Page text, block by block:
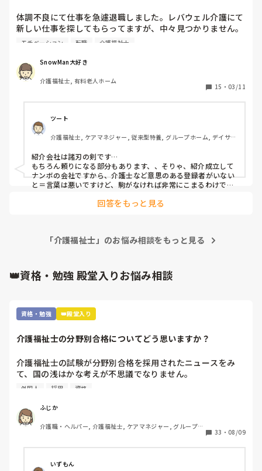
体調不良にて仕事を急遽退職しました。レバウェル介護にて
新しい仕事を探してもらってますが、中々見つかりません。
足首を痛めていて走れないが、希望介護で走る必要あります
している為）以外で週4日での勤務希望とは、中々仕事見つ
からないんでしょうか?
モチベーション 転職 介護福祉士
SnowMan大好き
介護福祉士, 有料老人ホーム
15 ・ 03/11
ツート
介護福祉士, ケアマネジャー, 従来型特養, グループホーム, デイサー
紹介会社は諸刃の剣です…
もちろん頼りになる部分もあります、、そりゃ、紹介成立して
ナンボの会社ですから、介護士など意思のある登録者がいない
と＝言葉は悪いですけど、駒がなければ非常にこまるわけで
なので、登録者にはそれはそれは親切な対応、物言いですね…
難しいとも言えますね…
ですが、なぜハローワークではダメなのでしょう？　求人誌も
あるのですけども、紹介会社優先のご意見を聞いてみたくて、
種の件で電話があったり、同じ所から別担当者からの電話が同
日以後あったりで、非常に迷惑なのが、事務所や管理者経験者
スト、とは思えませんけど…
回答をもっと見る
「介護福祉士」のお悩み相談をもっと見る
👑資格・勉強 殿堂入りお悩み相談
資格・勉強 👑殿堂入り
介護福祉士の分野別合格についてどう思いますか？
介護福祉士の試験が分野別合格を採用されたニュースをみ
て、国の浅はかな考えが不思議でなりません。
利用は、外国人の合格率の引き上げと、介護福祉士の人材確
根本的に介護へ転職しようと思う方が少なくなってきている
のに、高齢者は増加傾向です。
年々、介護福祉士の試験が容易になり、資格意義がなくなっ
介護福祉士を軽んじられそうで悲しいです。皆さんは、分野
別合格についてどう思われますか？
外国人 採用 資格
ふじか
介護職・ヘルパー, 介護福祉士, ケアマネジャー, グループホ
33 ・ 08/09
いずもん